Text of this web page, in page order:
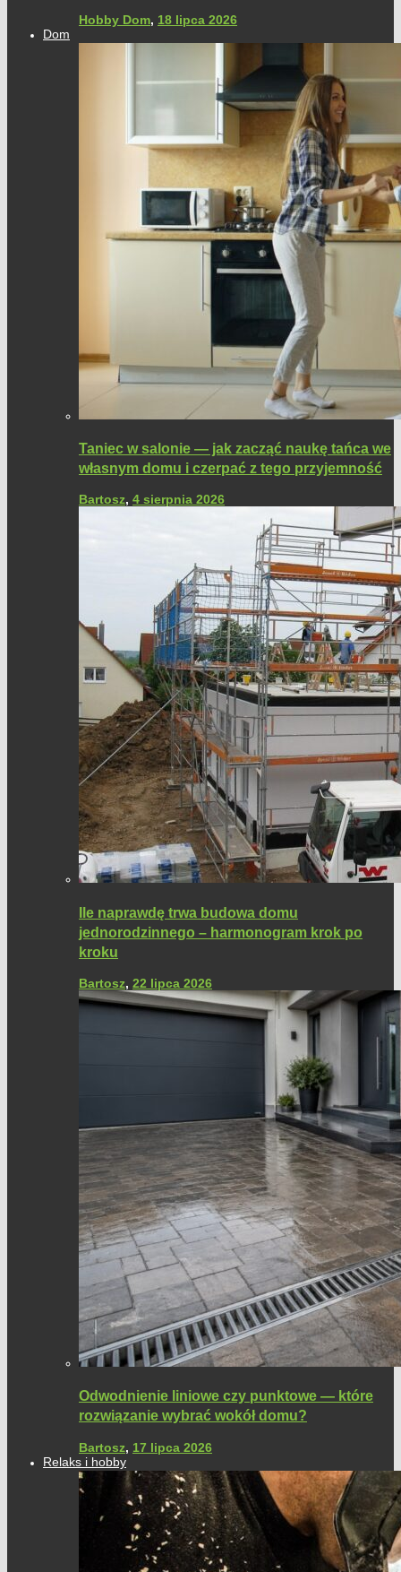
Hobby Dom, 18 lipca 2026
Dom
Taniec w salonie — jak zacząć naukę tańca we
własnym domu i czerpać z tego przyjemność
Bartosz, 4 sierpnia 2026
Ile naprawdę trwa budowa domu
jednorodzinnego – harmonogram krok po
kroku
Bartosz, 22 lipca 2026
Odwodnienie liniowe czy punktowe — które
rozwiązanie wybrać wokół domu?
Bartosz, 17 lipca 2026
Relaks i hobby